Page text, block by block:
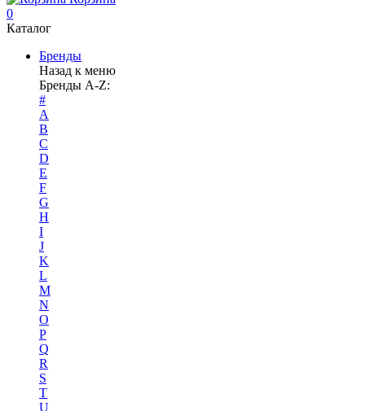
0
Каталог
Бренды
Назад к меню
Бренды A-Z:
#
A
B
C
D
E
F
G
H
I
J
K
L
M
N
O
P
Q
R
S
T
U